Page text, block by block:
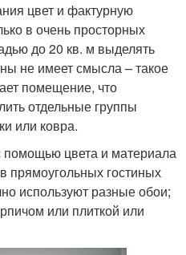
цвет и фактурную
в очень просторных
до 20 кв. м выделять
не имеет смысла – такое
помещение, что
отдельные группы
или ковра.
цвета и материала
прямоугольных гостиных
используют разные обои;
или плиткой или